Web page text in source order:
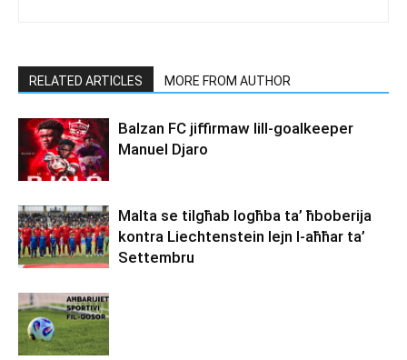
RELATED ARTICLES MORE FROM AUTHOR
Balzan FC jiffirmaw lill-goalkeeper
Manuel Djaro
Malta se tilgħab logħba ta’ ħboberija
kontra Liechtenstein lejn l-aħħar ta’
Settembru